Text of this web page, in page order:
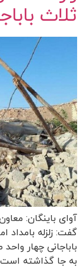
ثلاث
آوای باینگان:
گفت: زلزله بامداد
به جا گذاشته